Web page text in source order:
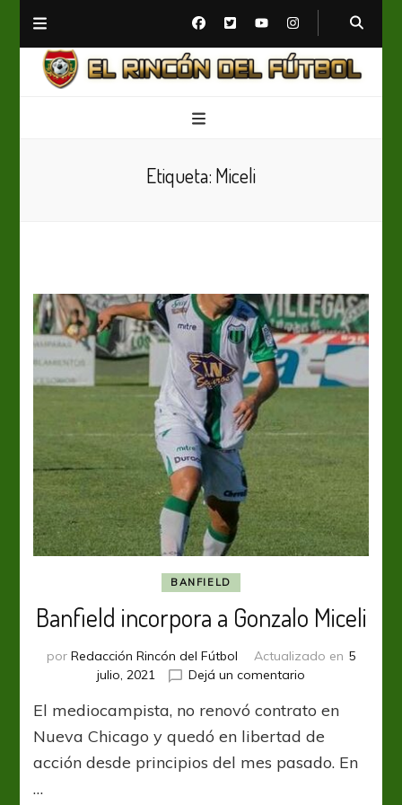
Etiqueta: Miceli
BANFIELD
Banfield incorpora a Gonzalo Miceli
por Redacción Rincón del Fútbol Actualizado en 5
julio, 2021
Dejá un comentario
incorpora
a
Miceli
El mediocampista, no renovó contrato en
Nueva Chicago y quedó en libertad de
acción desde principios del mes pasado. En
…